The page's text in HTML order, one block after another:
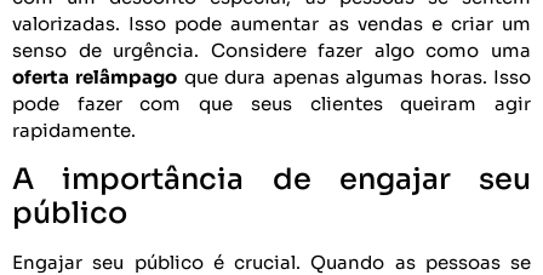
valorizadas. Isso pode aumentar as vendas e criar um
senso de urgência. Considere fazer algo como uma
oferta relâmpago que dura apenas algumas horas. Isso
pode fazer com que seus clientes queiram agir
rapidamente.
A importância de engajar seu
público
Engajar seu público é crucial. Quando as pessoas se